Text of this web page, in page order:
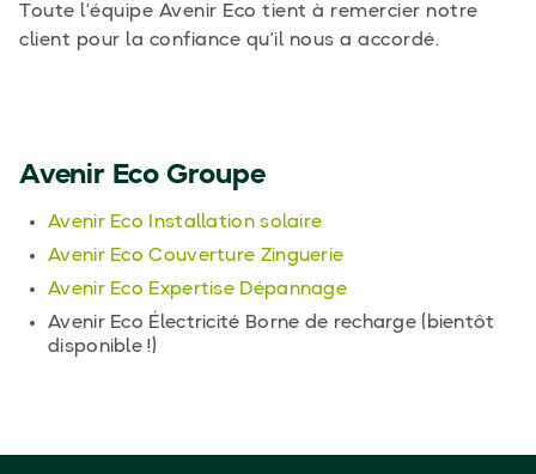
Toute l’équipe Avenir Eco tient à remercier notre
client pour la confiance qu’il nous a accordé.
Avenir Eco Groupe
Avenir Eco Installation solaire
Avenir Eco Couverture Zinguerie
Avenir Eco Expertise Dépannage
Avenir Eco Électricité Borne de recharge (bientôt
disponible !)